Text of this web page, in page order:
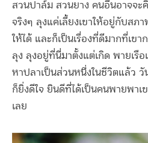
สวนปาล์ม สวนยาง คนอื่นอาจจะ
จริงๆ ลุงแค่เลี้ยงเขาให้อยู่กับสภ
ให้ได้ และก็เป็นเรื่องที่ดีมากที่เข
ลุง ลุงอยู่ที่นี่มาตั้งแต่เกิด พายเรือ
หาปลาเป็นส่วนหนึ่งในชีวิตแล้ว วั
ก็ยิ่งดีใจ ยินดีที่ได้เป็นคนพายพาเ
เลย